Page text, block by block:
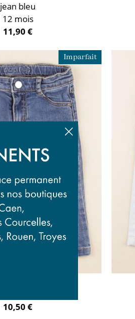
jean bleu
12 mois
11,90 €
Imparfait
10,50 €